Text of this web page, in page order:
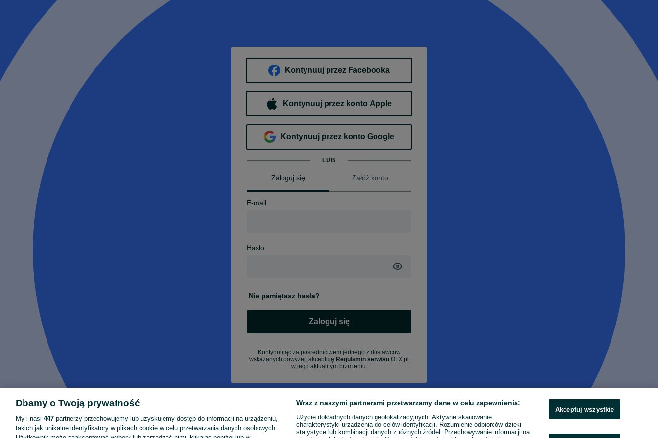
Kontynuuj przez Facebooka
Kontynuuj przez konto Apple
Kontynuuj przez konto Google
LUB
Zaloguj się Załóż konto
E-mail
Hasło
Nie pamiętasz hasła?
Zaloguj się
Kontynuując za pośrednictwem jednego z dostawców
wskazanych powyżej, akceptuję Regulamin serwisu OLX.pl
w jego aktualnym brzmieniu.
Dbamy o Twoją prywatność
My i nasi 447 partnerzy przechowujemy lub uzyskujemy dostęp do informacji na urządzeniu,
takich jak unikalne identyfikatory w plikach cookie w celu przetwarzania danych osobowych.
Wraz z naszymi partnerami przetwarzamy dane w celu zapewnienia:
Użycie dokładnych danych geolokalizacyjnych. Aktywne skanowanie
charakterystyki urządzenia do celów identyfikacji. Rozumienie odbiorców dzięki
statystyce lub kombinacji danych z różnych źródeł. Przechowywanie informacji na
Akceptuj wszystkie